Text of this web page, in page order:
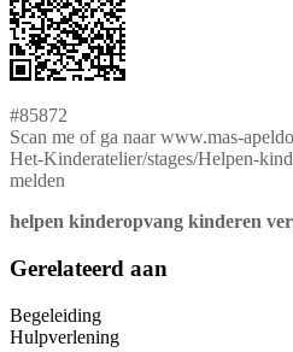
#85872
Scan me of ga naar www.mas-
Het-Kinderatelier/stages/Helpen-
melden
helpen kinderopvang kinderen
Gerelateerd aan
Begeleiding
Hulpverlening